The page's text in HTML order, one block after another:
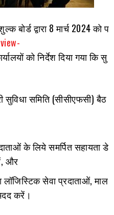
द्वारा 8 मार्च 2024 को प
को निर्देश दिया गया कि सु
सुविधा समिति (सीसीएफसी) बैठ
के लिये समर्पित सहायता डे
और
सेवा प्रदाताओं, माल
करें।